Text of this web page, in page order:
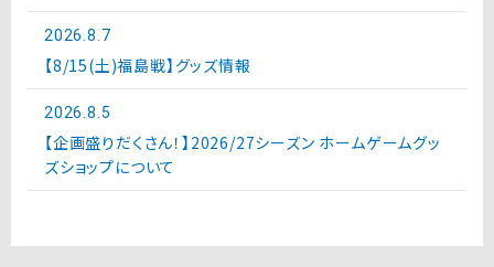
2026.8.7
【8/15(土)福島戦】グッズ情報
2026.8.5
【企画盛りだくさん！】2026/27シーズン ホームゲームグッ
ズショップについて